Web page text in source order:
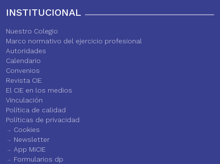
INSTITUCIONAL
Nuestro Colegio
Marco normativo del ejercicio profesional
Autoridades
Calendario
Convenios
Revista CIE
El CIE en los medios
Vinculación
Política de calidad
Políticas de privacidad
Cookies
Newsletter
App MiCIE
Formularios dp